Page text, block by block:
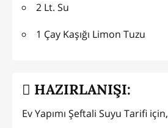
2 Lt. Su
1 Çay Kaşığı Limon Tuzu
HAZIRLANIŞI:
Ev Yapımı Şeftali Suyu Tarifi için,